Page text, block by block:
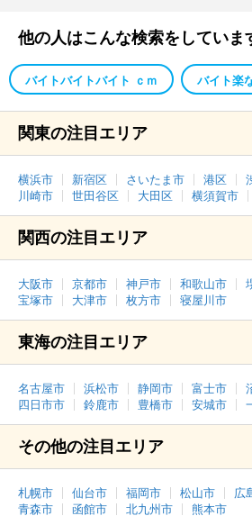
他の人はこんな検索をしていま
バイトバイトバイト ｃｍ バイト楽
関東の注目エリア
横浜市 新宿区 さいたま市 港区
川崎市
世田谷区 大田区 横須賀市
関西の注目エリア
大阪市 京都市 神戸市 和歌山市
宝塚市
大津市 枚方市 寝屋川市
東海の注目エリア
名古屋市 浜松市 静岡市 富士市
四日市市
鈴鹿市 豊橋市 安城市
その他の注目エリア
札幌市 仙台市 福岡市 松山市 広
青森市
函館市 北九州市 熊本市